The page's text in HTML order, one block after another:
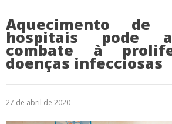
Aquecimento de
hospitais pode
combate à
doenças infecciosas
27 de abril de 2020
Indicações de uso
Logística
Blog